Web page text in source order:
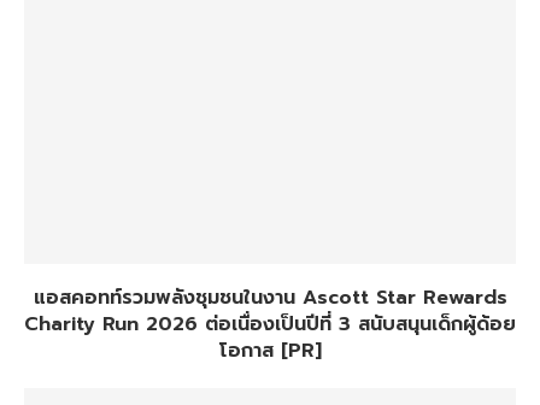
แอสคอทท์รวมพลังชุมชนในงาน Ascott Star Rewards
Charity Run 2026 ต่อเนื่องเป็นปีที่ 3 สนับสนุนเด็กผู้ด้อย
โอกาส [PR]